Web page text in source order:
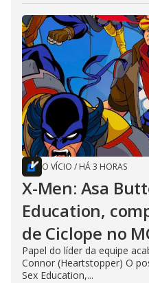
O VÍCIO / HÁ 3 HORAS
X-Men: Asa
Education,
de Ciclope no
Papel do líder da equipe
Connor (Heartstopper) O
Sex Education,...